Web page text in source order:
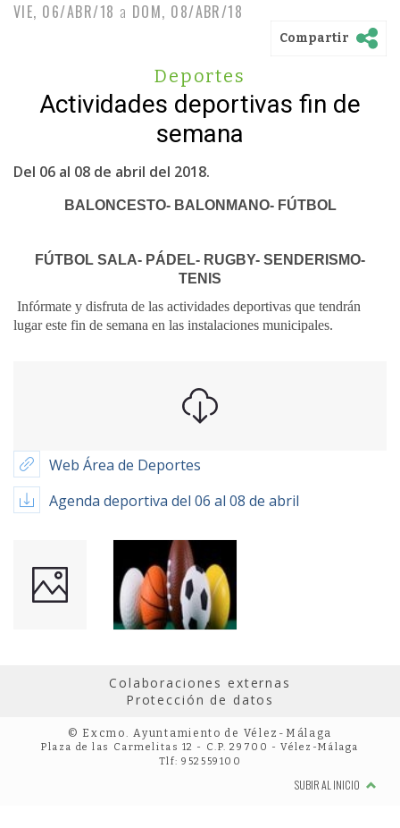
VIE, 06/ABR/18 a DOM, 08/ABR/18
Compartir
Deportes
Actividades deportivas fin de
semana
Del 06 al 08 de abril del 2018.
BALONCESTO- BALONMANO- FÚTBOL
FÚTBOL SALA- PÁDEL- RUGBY- SENDERISMO-
TENIS
Infórmate y disfruta de las actividades deportivas que tendrán
lugar este fin de semana en las instalaciones municipales.
Web Área de Deportes
Agenda deportiva del 06 al 08 de abril
Colaboraciones externas
Protección de datos
© Excmo. Ayuntamiento de Vélez-Málaga
Plaza de las Carmelitas 12 - C.P. 29700 - Vélez-Málaga
Tlf: 952559100
SUBIR AL INICIO